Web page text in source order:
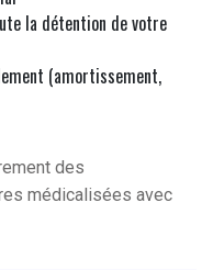
la détention de votre
(amortissement,
des
médicalisées avec